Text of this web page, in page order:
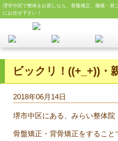
堺市中区で整体をお探しなら、骨盤矯正、腰痛・肩
にお任せ下さい！
ビックリ！((+_+))・
2018年06月14日
堺市中区にある、みらい整体院
骨盤矯正・背骨矯正をすること